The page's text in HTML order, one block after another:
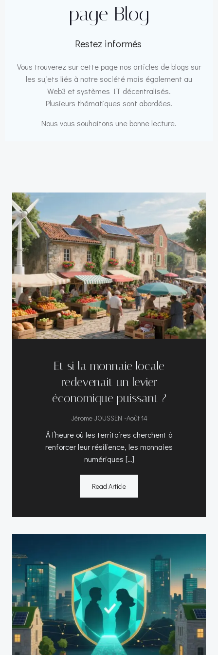
page Blog
Restez informés
Vous trouverez sur cette page nos articles de blogs sur
les sujets liés à notre société mais également au
Web3 et systèmes IT décentralisés.
Plusieurs thématiques sont abordées.
Nous vous souhaitons une bonne lecture.
Et si la monnaie locale
redevenait un levier
économique puissant ?
Jérome JOUSSEN -Août 14
À l’heure où les territoires cherchent à
renforcer leur résilience, les monnaies
numériques […]
Read Article